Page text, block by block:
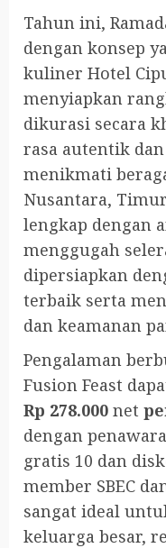
Tahun ini,
dengan konsep
kuliner Hotel
menyiapkan
dikurasi secara
rasa autentik
menikmati
Nusantara,
lengkap dengan
menggugah
dipersiapkan
terbaik serta
dan keamanan
Pengalaman
Fusion Feast
Rp 278.000 net
dengan
gratis 10 dan
member SBEC
sangat ideal
keluarga besar,